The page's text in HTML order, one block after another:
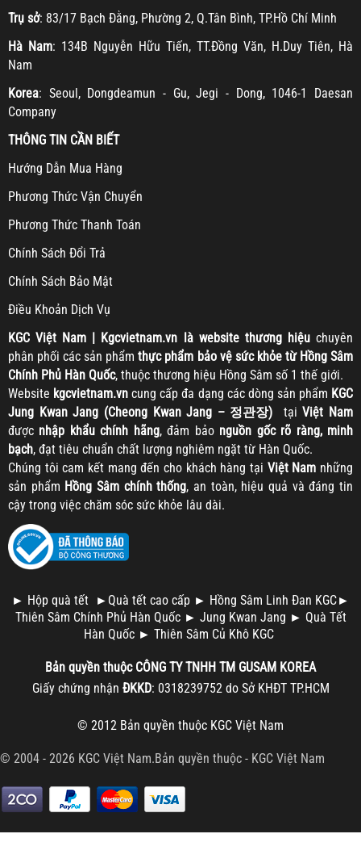
Trụ sở: 83/17 Bạch Đằng, Phường 2, Q.Tân Bình, TP.Hồ Chí Minh
Hà Nam: 134B Nguyễn Hữu Tiến, TT.Đồng Văn, H.Duy Tiên, Hà
Nam
Korea: Seoul, Dongdeamun - Gu, Jegi - Dong, 1046-1 Daesan
Company
THÔNG TIN CẦN BIẾT
Hướng Dẫn Mua Hàng
Phương Thức Vận Chuyển
Phương Thức Thanh Toán
Chính Sách Đổi Trả
Chính Sách Bảo Mật
Điều Khoản Dịch Vụ
KGCViệt Nam | Kgcvietnam.vn là website thương hiệuchuyên
phân phối các sản phẩmthực phẩm bảo vệ sức khỏe từ Hồng Sâm
Chính Phủ Hàn Quốc, thuộc thương hiệu Hồng Sâm số 1 thế giới.
Website kgcvietnam.vn cung cấp đa dạng các dòng sản phẩm KGC
Jung Kwan Jang (Cheong Kwan Jang – 정관장) tạiViệt Nam
được nhập khẩu chính hãng, đảm bảo nguồn gốc rõ ràng, minh
bạch, đạt tiêu chuẩn chất lượng nghiêm ngặt từ Hàn Quốc.
Chúng tôi cam kết mang đến cho khách hàng tại Việt Nam những
sản phẩm Hồng Sâm chính thống, an toàn, hiệu quả và đáng tin
cậy trong việc chăm sóc sức khỏe lâu dài.
► Hộp quà tết ► Quà tết cao cấp ► Hồng Sâm Linh Đan KGC►
Thiên Sâm Chính Phủ Hàn Quốc ► Jung Kwan Jang ► Quà Tết
Hàn Quốc ► Thiên Sâm Củ Khô KGC
Bản quyền thuộc CÔNG TY TNHH TM GUSAM KOREA
Giấy chứng nhận ĐKKD: 0318239752 do Sở KHĐT TP.HCM
© 2012 Bản quyền thuộc KGC Việt Nam
© 2004 - 2026 KGC Việt Nam.Bản quyền thuộc - KGC Việt Nam